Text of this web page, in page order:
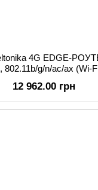
4G EDGE-
802.11b/g/n/ac/ax (Wi-
Mbps, 1 GB, DDR4, 16
NOR flash
12 962.00 грн